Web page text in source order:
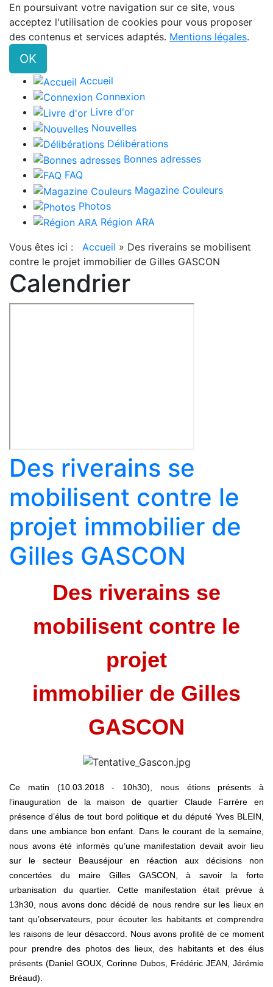
En poursuivant votre navigation sur ce site, vous
acceptez l'utilisation de cookies pour vous proposer
des contenus et services adaptés. Mentions légales.
OK
Accueil
Connexion
Livre d'or
Nouvelles
Délibérations
Bonnes adresses
FAQ
Magazine Couleurs
Photos
Région ARA
Vous êtes ici : Accueil » Des riverains se mobilisent
contre le projet immobilier de Gilles GASCON
Calendrier
Des riverains se
mobilisent contre le
projet immobilier de
Gilles GASCON
Des riverains se
mobilisent contre le
projet
immobilier de Gilles
GASCON
Ce matin (10.03.2018 - 10h30), nous étions présents à
l’inauguration de la maison de quartier Claude Farrère en
présence d’élus de tout bord politique et du député Yves BLEIN,
dans une ambiance bon enfant. Dans le courant de la semaine,
nous avons été informés qu’une manifestation devait avoir lieu
sur le secteur Beauséjour en réaction aux décisions non
concertées du maire Gilles GASCON, à savoir la forte
urbanisation du quartier. Cette manifestation était prévue à
13h30, nous avons donc décidé de nous rendre sur les lieux en
tant qu’observateurs, pour écouter les habitants et comprendre
les raisons de leur désaccord. Nous avons profité de ce moment
pour prendre des photos des lieux, des habitants et des élus
présents (Daniel GOUX, Corinne Dubos, Frédéric JEAN, Jérémie
Bréaud).